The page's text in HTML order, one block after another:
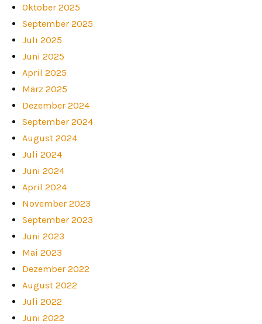
Oktober 2025
September 2025
Juli 2025
Juni 2025
April 2025
März 2025
Dezember 2024
September 2024
August 2024
Juli 2024
Juni 2024
April 2024
November 2023
September 2023
Juni 2023
Mai 2023
Dezember 2022
August 2022
Juli 2022
Juni 2022